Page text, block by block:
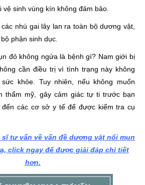
sinh vùng kín không đảm bảo.
nhú gai lây lan ra toàn bộ dương vật,
phận sinh dục.
đỏ không ngứa là bệnh gì? Nam giới bị
cần điều trị vì tình trạng này không
khỏe. Tuy nhiên, nếu không muốn
thẩm mỹ, gây cảm giác tự ti trước bạn
các cơ sở y tế để được kiểm tra cụ
tư vấn về vấn đề dương vật nổi mụn
click ngay để được giải đáp chi tiết
hơn.